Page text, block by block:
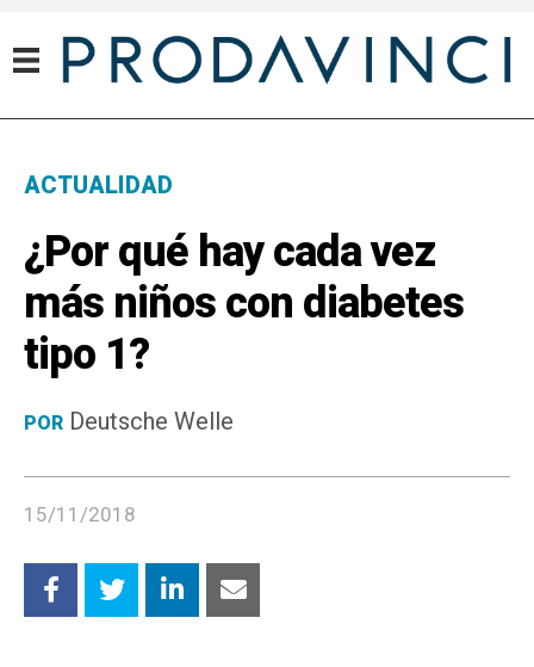
ACTUALIDAD
¿Por qué hay cada vez
más niños con diabetes
tipo 1?
POR Deutsche Welle
15/11/2018